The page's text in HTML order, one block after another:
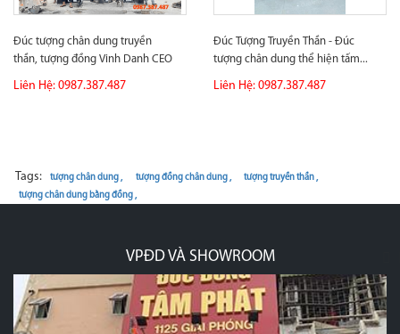
Đúc tượng chân dung truyền
thần, tượng đồng Vinh Danh CEO
Liên Hệ: 0987.387.487
Đúc Tượng Truyền Thần - Đúc
tượng chân dung thể hiện tấm...
Liên Hệ: 0987.387.487
Tags: tượng chân dung , tượng đồng chân dung ,
tượng truyền thần ,
tượng chân dung bằng đồng ,
XƯỞNG ĐÚC ĐỒNG, MẠ VÀNG, THIẾP